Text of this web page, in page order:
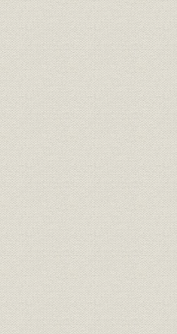
20年満期養老保険料の各社比較
合資会社時代の業績
明治27年
年度(1900
共済生命保険株式会社社章 [明治33年
第三代社長 安田善助 [明治35年
株式会社時代の業績(明治33年~
大正末)
明治33年
年度(1926
大正2年5月新築の本社社屋(小舟
町河岸)
大正2年
大正10年2月新築の本社社屋(鎧
河岸)
大正10年
関東大震災以前の本社社屋付近 [大正12年
関東大震災で類焼した本社の内
部
[大正12年
保険金即時支払の広告と震災後
の本社付近の様子
[大正13年